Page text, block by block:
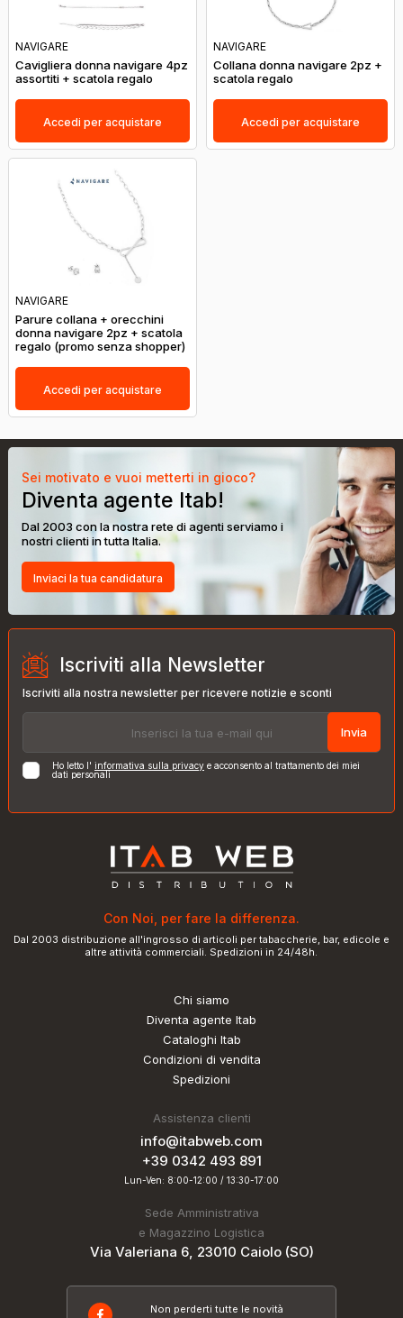
NAVIGARE
Cavigliera donna navigare 4pz
assortiti + scatola regalo
Accedi per acquistare
NAVIGARE
Collana donna navigare 2pz +
scatola regalo
Accedi per acquistare
NAVIGARE
Parure collana + orecchini
donna navigare 2pz + scatola
regalo (promo senza shopper)
Accedi per acquistare
Sei motivato e vuoi metterti in gioco?
Diventa agente Itab!
Dal 2003 con la nostra rete di agenti serviamo i
nostri clienti in tutta Italia.
Inviaci la tua candidatura
Iscriviti alla Newsletter
Iscriviti alla nostra newsletter per ricevere notizie e sconti
Invia
Ho letto l' informativa sulla privacy e acconsento al trattamento dei miei
dati personali
Con Noi, per fare la differenza.
Dal 2003 distribuzione all'ingrosso di articoli per tabaccherie, bar, edicole e
altre attività commerciali. Spedizioni in 24/48h.
Chi siamo
Diventa agente Itab
Cataloghi Itab
Condizioni di vendita
Spedizioni
Assistenza clienti
info@itabweb.com
+39 0342 493 891
Lun-Ven: 8:00-12:00 / 13:30-17:00
Sede Amministrativa
e Magazzino Logistica
Via Valeriana 6, 23010 Caiolo (SO)
Non perderti tutte le novità